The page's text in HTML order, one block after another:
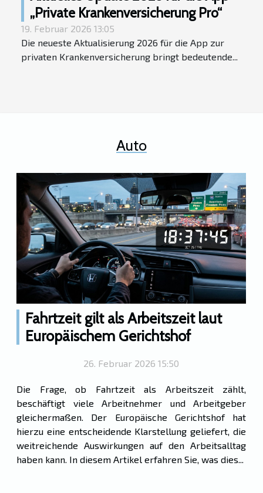
„Private Krankenversicherung Pro“
19. Februar 2026 13:05
Die neueste Aktualisierung 2026 für die App zur
privaten Krankenversicherung bringt bedeutende...
Auto
Fahrtzeit gilt als Arbeitszeit laut
Europäischem Gerichtshof
26. Februar 2026 15:50
Die Frage, ob Fahrtzeit als Arbeitszeit zählt,
beschäftigt viele Arbeitnehmer und Arbeitgeber
gleichermaßen. Der Europäische Gerichtshof hat
hierzu eine entscheidende Klarstellung geliefert, die
weitreichende Auswirkungen auf den Arbeitsalltag
haben kann. In diesem Artikel erfahren Sie, was dies...